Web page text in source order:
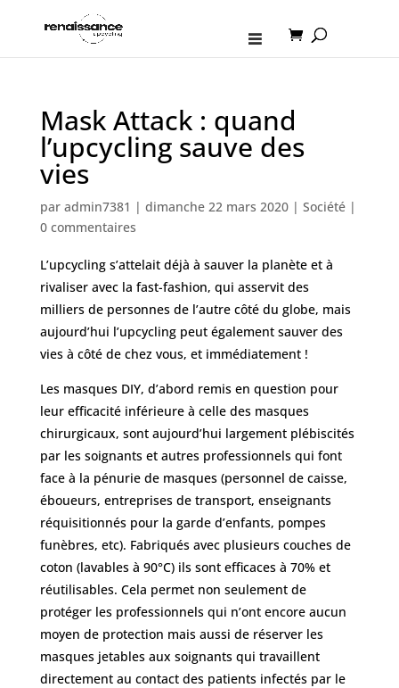
Mask Attack : quand
l’upcycling sauve des
vies
par admin7381 | dimanche 22 mars 2020| Société|
0 commentaires
L’upcycling s’attelait déjà à sauver la planète et à
rivaliser avec la fast-fashion, qui asservit des
milliers de personnes de l’autre côté du globe, mais
aujourd’hui l’upcycling peut également sauver des
vies à côté de chez vous, et immédiatement !
Les masques DIY, d’abord remis en question pour
leur efficacité inférieure à celle des masques
chirurgicaux, sont aujourd’hui largement plébiscités
par les soignants et autres professionnels qui font
face à la pénurie de masques (personnel de caisse,
éboueurs, entreprises de transport, enseignants
réquisitionnés pour la garde d’enfants, pompes
funèbres, etc). Fabriqués avec plusieurs couches de
coton (lavables à 90°C) ils sont efficaces à 70% et
réutilisables. Cela permet non seulement de
protéger les professionnels qui n’ont encore aucun
moyen de protection mais aussi de réserver les
masques jetables aux soignants qui travaillent
directement au contact des patients infectés par le